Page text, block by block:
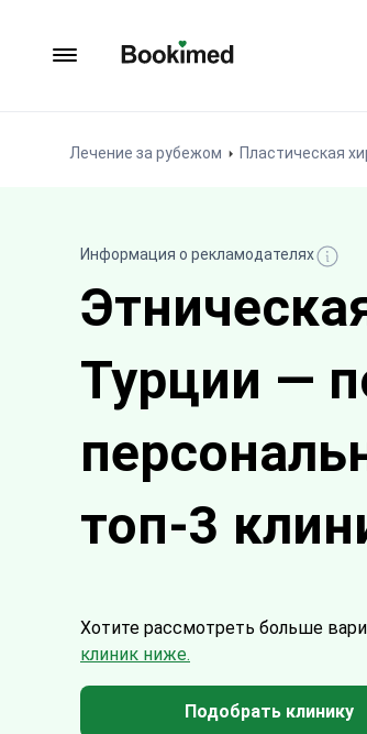
Лечение за рубежом Пластическая
Информация о рекламодателях
Турции —
топ-3
Хотите рассмотреть больше
клиник ниже.
Подобрать клинику